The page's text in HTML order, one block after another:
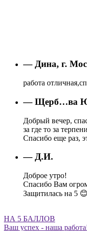
— Дина, г.
работа
— Щерб…ва
Добрый вечер,
за где то за
Спасибо еще раз,
— Д.И.
Доброе утро!
Спасибо Вам
Защитилась на 5 😊
НА 5 БАЛЛОВ
Ваш успех - наша